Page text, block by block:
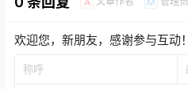
欢迎您，新朋友，感谢参与互动！